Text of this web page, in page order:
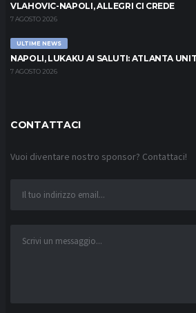
VLAHOVIC-NAPOLI, ALLEGRI CI CREDE
7 AGOSTO 2026
ULTIME NEWS
NAPOLI, LUKAKU AI SALUTI: ATLANTA
7 AGOSTO 2026
CONTATTACI
Vuoi diventare nostro sponsor? Contattaci!